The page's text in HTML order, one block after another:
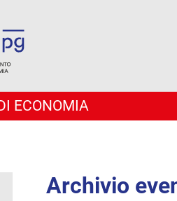
ECONOMIA
Archivio